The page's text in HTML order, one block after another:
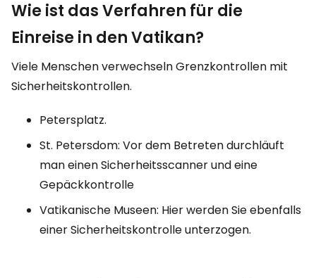
Wie ist das Verfahren für die
Einreise in den Vatikan?
Viele Menschen verwechseln Grenzkontrollen mit
Sicherheitskontrollen.
Petersplatz.
St. Petersdom: Vor dem Betreten durchläuft
man einen Sicherheitsscanner und eine
Gepäckkontrolle
Vatikanische Museen: Hier werden Sie ebenfalls
einer Sicherheitskontrolle unterzogen.